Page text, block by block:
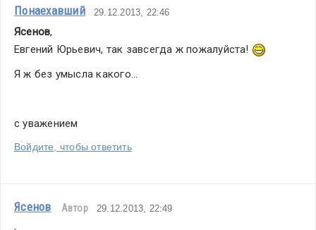
Понаехавший 29.12.2013, 22:46
Ясенов,
Евгений Юрьевич, так завсегда ж пожалуйста!
Я ж без умысла какого...
с уважением
Войдите, чтобы ответить
Ясенов Автор 29.12.2013, 22:49